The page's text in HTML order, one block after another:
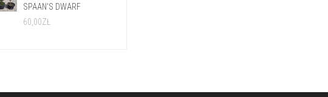
SPAAN'S DWARF
60,00ZŁ